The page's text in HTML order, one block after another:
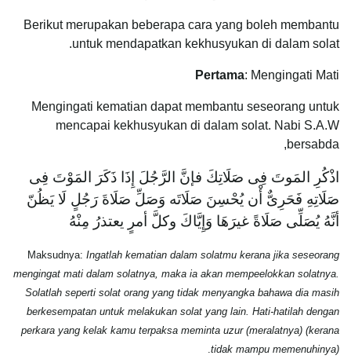
Berikut merupakan beberapa cara yang boleh membantu
untuk mendapatkan kekhusyukan di dalam solat.
Pertama: Mengingati Mati
Mengingati kematian dapat membantu seseorang untuk
mencapai kekhusyukan di dalam solat. Nabi S.A.W
bersabda,
اذْكُرِ المَوتَ فِى صَلَاتِكَ فإنَّ الرَّجُلَ إِذَا ذَكَرَ المَوْتَ فِى
صَلَاتِهِ فَحَرِىٌّ أْن يُحْسِنَ صَلَاتَه وَصَلِّ صَلَاةَ رَجُلٍ لَا يَظُنّ
أنَّهُ يُصَلِّى صَلَاةً غيرَهَا وَإِيَّاكَ وكلَّ أمرٍ يعتذرُ مِنْهُ
Maksudnya: Ingatlah kematian dalam solatmu kerana jika seseorang
mengingat mati dalam solatnya, maka ia akan mempeelokkan solatnya.
Solatlah seperti solat orang yang tidak menyangka bahawa dia masih
berkesempatan untuk melakukan solat yang lain. Hati-hatilah dengan
perkara yang kelak kamu terpaksa meminta uzur (meralatnya) (kerana
tidak mampu memenuhinya)
.